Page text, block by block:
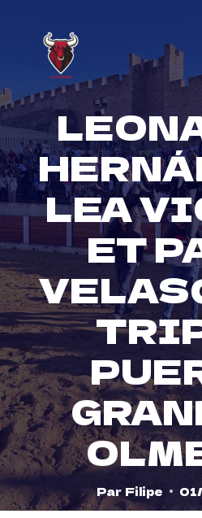
content
LEA
ET
Par Filipe